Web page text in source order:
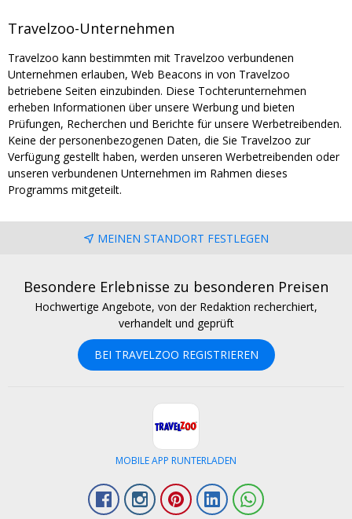
Travelzoo-Unternehmen
Travelzoo kann bestimmten mit Travelzoo verbundenen
Unternehmen erlauben, Web Beacons in von Travelzoo
betriebene Seiten einzubinden. Diese Tochterunternehmen
erheben Informationen über unsere Werbung und bieten
Prüfungen, Recherchen und Berichte für unsere Werbetreibenden.
Keine der personenbezogenen Daten, die Sie Travelzoo zur
Verfügung gestellt haben, werden unseren Werbetreibenden oder
unseren verbundenen Unternehmen im Rahmen dieses
Programms mitgeteilt.
MEINEN STANDORT FESTLEGEN
Besondere Erlebnisse zu besonderen Preisen
Hochwertige Angebote, von der Redaktion recherchiert,
verhandelt und geprüft
BEI TRAVELZOO REGISTRIEREN
MOBILE APP RUNTERLADEN
FacebookInstagramPinterestLinkedIn